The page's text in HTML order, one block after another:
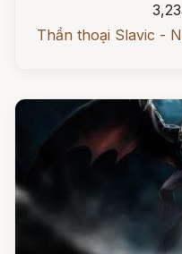
Thần thoại Slavic -